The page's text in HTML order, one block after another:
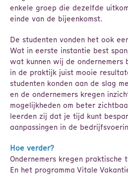
enkele groep die dezelfde
einde van de bijeenkomst.
De studenten vonden het ook
Wat in eerste instantie best
wat kunnen wij de ondernemers
in de praktijk juist mooie
studenten konden aan de slag
en de ondernemers kregen
mogelijkheden om beter
leerden zij dat je tijd kunt
aanpassingen in de
Hoe verder?
Ondernemers kregen praktische
En het programma Vitale